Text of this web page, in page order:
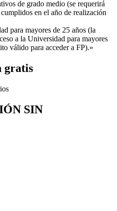
de grado medio (se requerirá
en el año de realización
para mayores de 25 años (la
a la Universidad para mayores
válido para acceder a FP).»
gratis
SIN